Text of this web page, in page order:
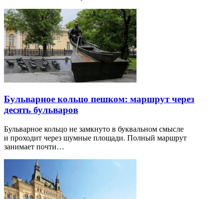
Бульварное кольцо пешком: маршрут через
десять бульваров
Бульварное кольцо не замкнуто в буквальном смысле
и проходит через шумные площади. Полный маршрут
занимает почти…